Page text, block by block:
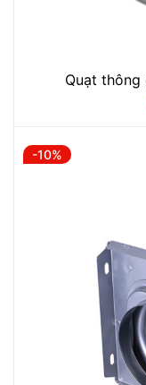
Quạt thông
-10%